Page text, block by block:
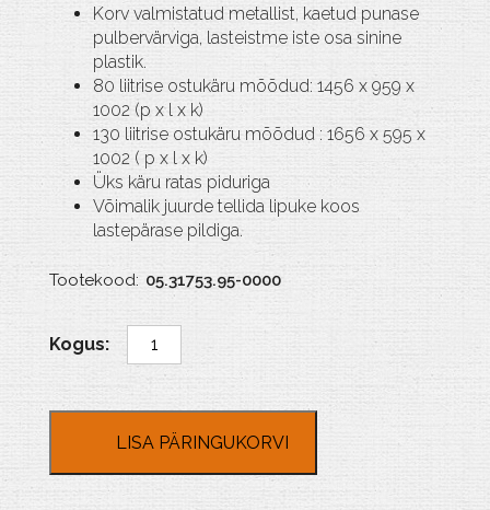
Korv valmistatud metallist, kaetud punase
pulbervärviga, lasteistme iste osa sinine
plastik.
80 liitrise ostukäru mõõdud: 1456 x 959 x
1002 (p x l x k)
130 liitrise ostukäru mõõdud : 1656 x 595 x
1002 ( p x l x k)
Üks käru ratas piduriga
Võimalik juurde tellida lipuke koos
lastepärase pildiga.
Tootekood: 05.31753.95-0000
Fun
Mobil
LISA PÄRINGUKORVI